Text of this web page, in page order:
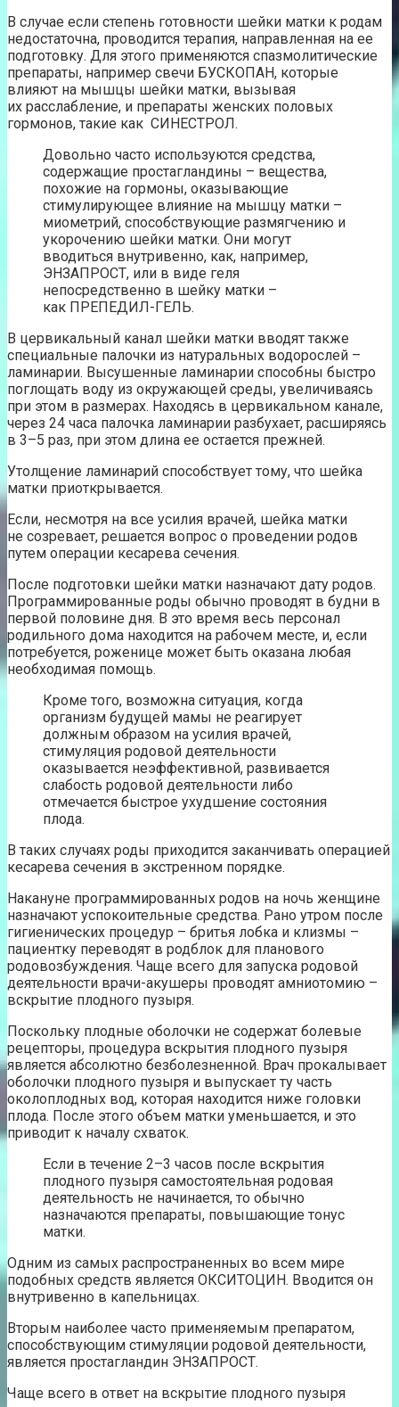
В случае если степень готовности шейки матки к родам
недостаточна, проводится терапия, направленная на ее
подготовку. Для этого применяются спазмолитические
препараты, например свечи БУСКОПАН, которые
влияют на мышцы шейки матки, вызывая
их расслабление, и препараты женских половых
гормонов, такие как СИНЕСТРОЛ.
Довольно часто используются средства,
содержащие простагландины – вещества,
похожие на гормоны, оказывающие
стимулирующее влияние на мышцу матки –
миометрий, способствующие размягчению и
укорочению шейки матки. Они могут
вводиться внутривенно, как, например,
ЭНЗАПРОСТ, или в виде геля
непосредственно в шейку матки –
как ПРЕПЕДИЛ-ГЕЛЬ.
В цервикальный канал шейки матки вводят также
специальные палочки из натуральных водорослей –
ламинарии. Высушенные ламинарии способны быстро
поглощать воду из окружающей среды, увеличиваясь
при этом в размерах. Находясь в цервикальном канале,
через 24 часа палочка ламинарии разбухает, расширяясь
в 3–5 раз, при этом длина ее остается прежней.
Утолщение ламинарий способствует тому, что шейка
матки приоткрывается.
Если, несмотря на все усилия врачей, шейка матки
не созревает, решается вопрос о проведении родов
путем операции кесарева сечения.
После подготовки шейки матки назначают дату родов.
Программированные роды обычно проводят в будни в
первой половине дня. В это время весь персонал
родильного дома находится на рабочем месте, и, если
потребуется, роженице может быть оказана любая
необходимая помощь.
Кроме того, возможна ситуация, когда
организм будущей мамы не реагирует
должным образом на усилия врачей,
стимуляция родовой деятельности
оказывается неэффективной, развивается
слабость родовой деятельности либо
отмечается быстрое ухудшение состояния
плода.
В таких случаях роды приходится заканчивать операцией
кесарева сечения в экстренном порядке.
Накануне программированных родов на ночь женщине
назначают успокоительные средства. Рано утром после
гигиенических процедур – бритья лобка и клизмы –
пациентку переводят в родблок для планового
родовозбуждения. Чаще всего для запуска родовой
деятельности врачи-акушеры проводят амниотомию –
вскрытие плодного пузыря.
Поскольку плодные оболочки не содержат болевые
рецепторы, процедура вскрытия плодного пузыря
является абсолютно безболезненной. Врач прокалывает
оболочки плодного пузыря и выпускает ту часть
околоплодных вод, которая находится ниже головки
плода. После этого объем матки уменьшается, и это
приводит к началу схваток.
Если в течение 2–3 часов после вскрытия
плодного пузыря самостоятельная родовая
деятельность не начинается, то обычно
назначаются препараты, повышающие тонус
матки.
Одним из самых распространенных во всем мире
подобных средств является ОКСИТОЦИН. Вводится он
внутривенно в капельницах.
Вторым наиболее часто применяемым препаратом,
способствующим стимуляции родовой деятельности,
является простагландин ЭНЗАПРОСТ.
Чаще всего в ответ на вскрытие плодного пузыря